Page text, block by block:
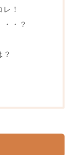
！
・・？